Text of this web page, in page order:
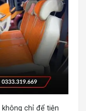
không chỉ để tiện